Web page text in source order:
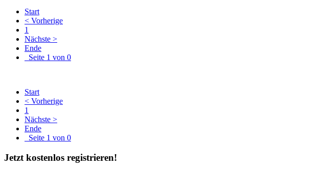
Start
< Vorherige
1
Nächste >
Ende
Seite 1 von 0
Start
< Vorherige
1
Nächste >
Ende
Seite 1 von 0
Jetzt kostenlos registrieren!